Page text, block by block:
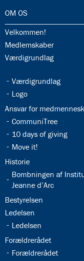
32.0:
OM OS
32.1:
Velkommen!
32.2:
Medlemskaber
32.3:
Værdigrundlag
32.4:
Værdigrundlag
32.6:
Logo
32.8:
Ansvar for
32.9:
CommuniTree
32.11:
10 days of giving
32.13:
Move it!
32.15:
Historie
32.16:
Bombningen af
Jeanne d’Arc
32.18:
Bestyrelsen
32.19:
Ledelsen
32.20:
Ledelsen
32.21:
Forældrerådet
32.22:
Forældrerådet